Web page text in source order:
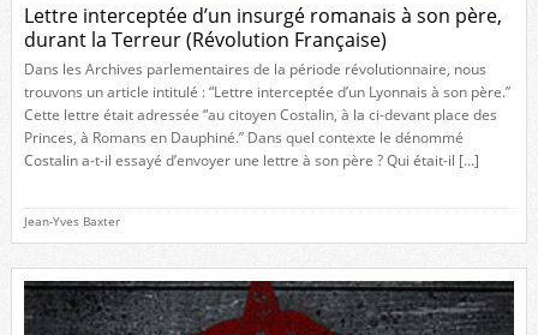
Lettre interceptée d’un insurgé romanais à son père,
durant la Terreur (Révolution Française)
Dans les Archives parlementaires de la période révolutionnaire, nous
trouvons un article intitulé : “Lettre interceptée d’un Lyonnais à son père.”
Cette lettre était adressée “au citoyen Costalin, à la ci-devant place des
Princes, à Romans en Dauphiné.” Dans quel contexte le dénommé
Costalin a-t-il essayé d’envoyer une lettre à son père ? Qui était-il […]
Jean-Yves Baxter